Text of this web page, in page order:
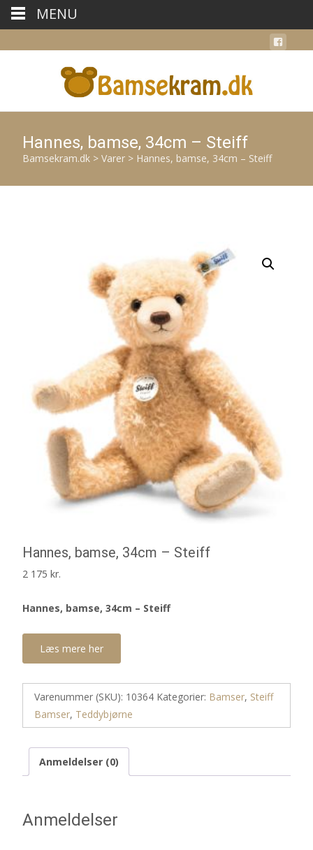
Hannes, bamse, 34cm – Steiff
Bamsekram.dk > Varer > Hannes, bamse, 34cm – Steiff
Hannes, bamse, 34cm – Steiff
2 175 kr.
Hannes, bamse, 34cm – Steiff
Læs mere her
Varenummer (SKU): 10364 Kategorier: Bamser, Steiff
Bamser, Teddybjørne
Anmeldelser (0)
Anmeldelser
MENU